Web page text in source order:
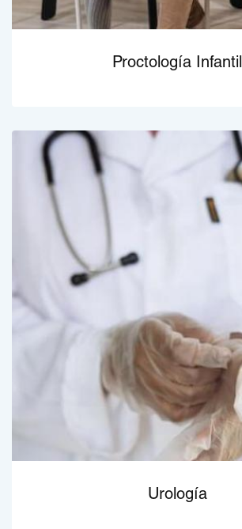
Proctología Infantil
Urología